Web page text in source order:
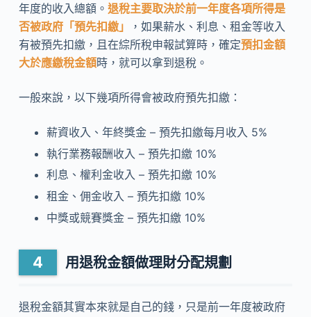
年度的收入總額。 退稅主要取決於前一年度各項所得是
否被政府「預先扣繳」
，如果薪水、利息、租金等收入
有被預先扣繳，且在綜所稅申報試算時，確定預扣金額
大於應繳稅金額時，就可以拿到退稅。
一般來說，以下幾項所得會被政府預先扣繳：
薪資收入、年終獎金 – 預先扣繳每月收入 5%
執行業務報酬收入 – 預先扣繳 10%
利息、權利金收入 – 預先扣繳 10%
租金、佣金收入 – 預先扣繳 10%
中獎或競賽獎金 – 預先扣繳 10%
用退稅金額做理財分配規劃
退稅金額其實本來就是自己的錢，只是前一年度被政府